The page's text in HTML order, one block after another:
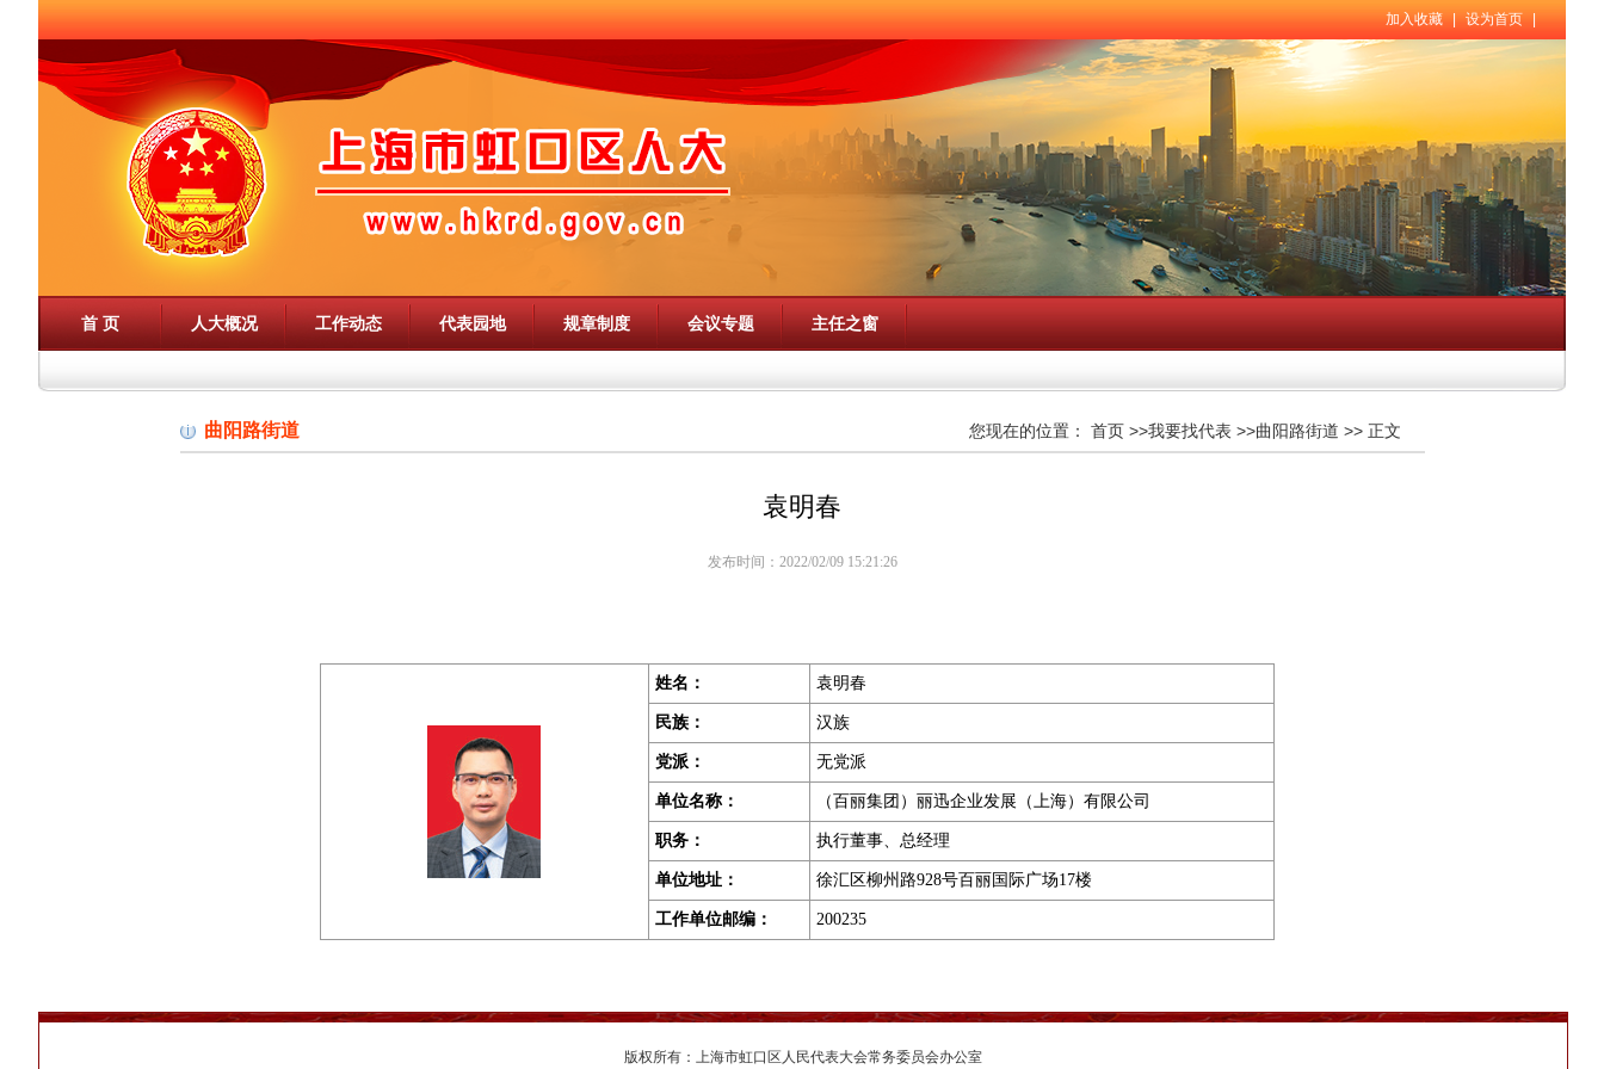
加入收藏 | 设为首页 |
首 页 人大概况 工作动态 代表园地 规章制度 会议专题 主任之窗
曲阳路街道 您现在的位置： 首页>>我要找代表 >>曲阳路街道 >> 正文
袁明春
发布时间：2022/02/09 15:21:26
姓名： 袁明春
民族： 汉族
党派： 无党派
单位名称： （百丽集团）丽迅企业发展（上海）有限公司
职务： 执行董事、总经理
单位地址： 徐汇区柳州路928号百丽国际广场17楼
工作单位邮编： 200235
版权所有：上海市虹口区人民代表大会常务委员会办公室